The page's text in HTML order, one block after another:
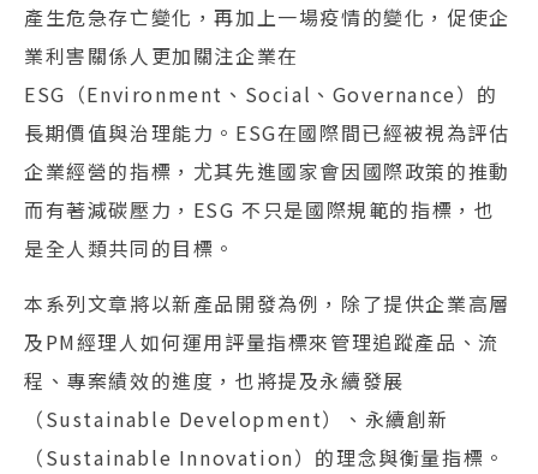
產生危急存亡變化，再加上一場疫情的變化，促使企
業利害關係人更加關注企業在
ESG（Environment、Social、Governance）的
長期價值與治理能力。ESG在國際間已經被視為評估
企業經營的指標，尤其先進國家會因國際政策的推動
而有著減碳壓力，ESG 不只是國際規範的指標，也
是全人類共同的目標。
本系列文章將以新產品開發為例，除了提供企業高層
及PM經理人如何運用評量指標來管理追蹤產品、流
程、專案績效的進度，也將提及永續發展
（Sustainable Development）、永續創新
（Sustainable Innovation）的理念與衡量指標。